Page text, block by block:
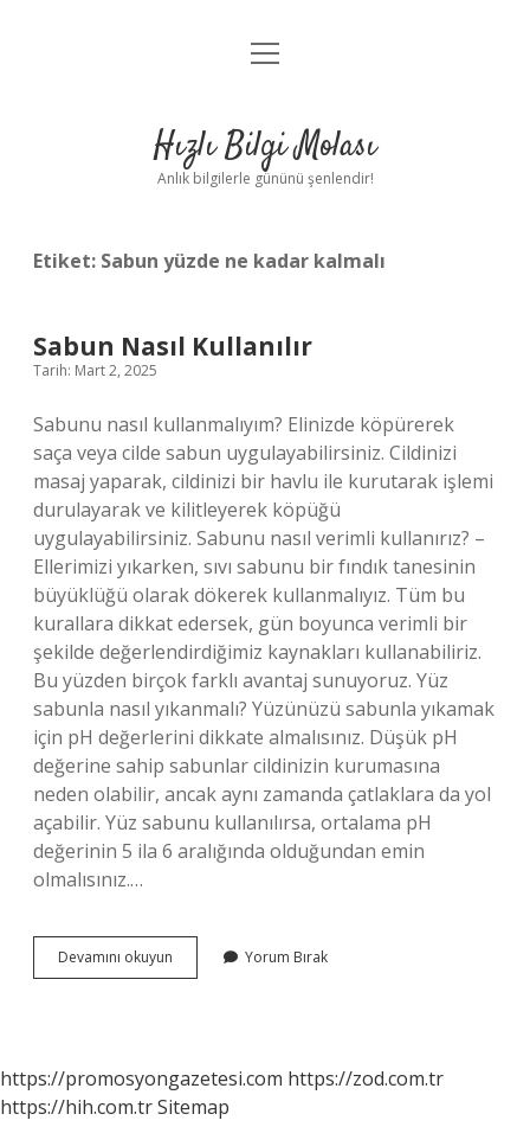
Anasayfa
Yasal Uyarı
menüyü
Hızlı Bilgi Molası
Anlık bilgilerle gününü şenlendir!
Etiket: Sabun yüzde ne kadar kalmalı
Sabun Nasıl Kullanılır
Tarih: Mart 2, 2025
Sabunu nasıl kullanmalıyım? Elinizde köpürerek
saça veya cilde sabun uygulayabilirsiniz. Cildinizi
masaj yaparak, cildinizi bir havlu ile kurutarak işlemi
durulayarak ve kilitleyerek köpüğü
uygulayabilirsiniz. Sabunu nasıl verimli kullanırız? –
Ellerimizi yıkarken, sıvı sabunu bir fındık tanesinin
büyüklüğü olarak dökerek kullanmalıyız. Tüm bu
kurallara dikkat edersek, gün boyunca verimli bir
şekilde değerlendirdiğimiz kaynakları kullanabiliriz.
Bu yüzden birçok farklı avantaj sunuyoruz. Yüz
sabunla nasıl yıkanmalı? Yüzünüzü sabunla yıkamak
için pH değerlerini dikkate almalısınız. Düşük pH
değerine sahip sabunlar cildinizin kurumasına
neden olabilir, ancak aynı zamanda çatlaklara da yol
açabilir. Yüz sabunu kullanılırsa, ortalama pH
değerinin 5 ila 6 aralığında olduğundan emin
olmalısınız.…
Devamını okuyun
Nasıl
Yorum Bırak
https://promosyongazetesi.com https://zod.com.tr
https://hih.com.trSitemap